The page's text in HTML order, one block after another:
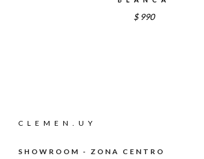
$ 990
CLEMEN.UY
SHOWROOM - ZONA CENTRO